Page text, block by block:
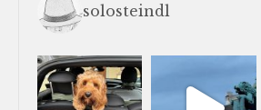
solosteindl